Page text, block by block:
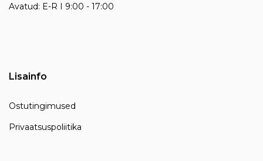
Avatud: E-R I 9:00 - 17:00
Lisainfo
Ostutingimused
Privaatsuspoliitika